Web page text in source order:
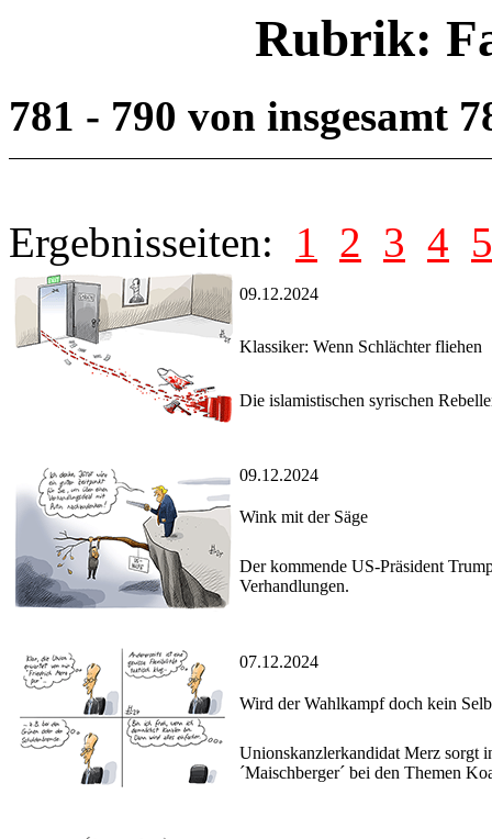
Rubrik:
781 - 790 von insgesamt
Ergebnisseiten: 1 2 3 4 5
09.12.2024
Klassiker: Wenn Schlächter fliehen
Die islamistischen syrischen
09.12.2024
Wink mit der Säge
Der kommende US-Präsident
Verhandlungen.
07.12.2024
Wird der Wahlkampf doch kein
Unionskanzlerkandidat Merz sorgt
´Maischberger´ bei den Themen